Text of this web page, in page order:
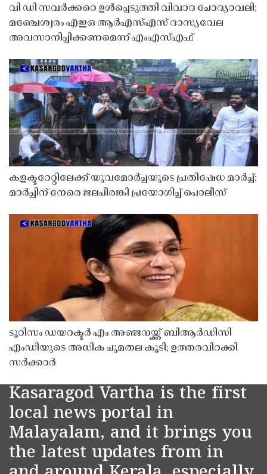
വി ഡി സവർക്കറെ ഉൾപ്പെടുത്തി വിവാദ ചോദ്യാവലി;
മഞ്ചേശ്വരം എഇഒ ആർഎസ്എസ് ദാസ്യവേല
അവസാനിപ്പിക്കണമെന്ന് എംഎസ്എഫ്
കളക്ടറേറ്റിലേക്ക് യുവമോർച്ചയുടെ പ്രതിഷേധ മാർച്ച്;
മാർച്ചിന് നേരെ ജലപീരങ്കി പ്രയോഗിച്ച് പൊലീസ്
ടൂറിസം ഡയറക്ടർ എം അഞ്ജനയ്ക്ക് ബിആർഡിസി
എംഡിയുടെ അധിക ചുമതല കൂടി; ഉത്തരവിറക്കി
സർക്കാർ
Kasaragod Vartha is the first
local news portal in
Malayalam, and it brings you
the latest updates from in